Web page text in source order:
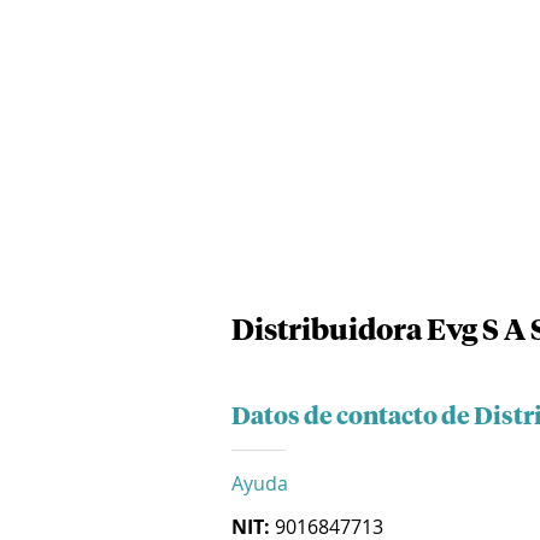
Distribuidora Evg S A
Datos de contacto de
Ayuda
NIT: 9016847713